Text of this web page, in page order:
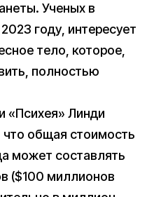
Ученых в
году, интересует
тело, которое,
полностью
«Психея» Линди
что общая стоимость
может составлять
($100 миллионов